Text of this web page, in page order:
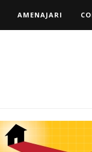
AMENAJARI